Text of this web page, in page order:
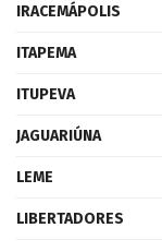
IRACEMÁPOLIS
ITAPEMA
ITUPEVA
JAGUARIÚNA
LEME
LIBERTADORES